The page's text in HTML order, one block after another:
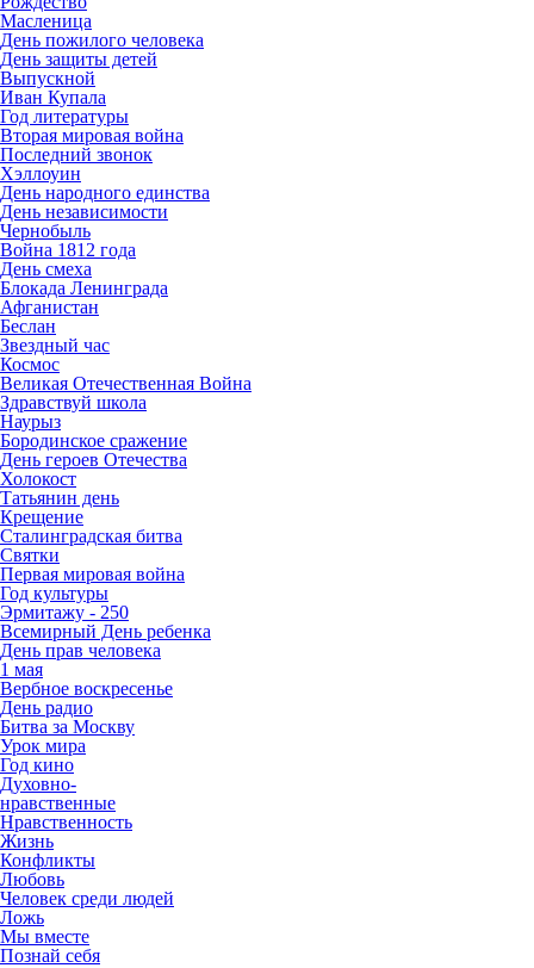
Масленица
День пожилого человека
День защиты детей
Выпускной
Иван Купала
Год литературы
Вторая мировая война
Последний звонок
Хэллоуин
День народного единства
День независимости
Чернобыль
Война 1812 года
День смеха
Блокада Ленинграда
Афганистан
Беслан
Звездный час
Космос
Великая Отечественная Война
Здравствуй школа
Наурыз
Бородинское сражение
День героев Отечества
Холокост
Татьянин день
Крещение
Сталинградская битва
Святки
Первая мировая война
Год культуры
Эрмитажу - 250
Всемирный День ребенка
День прав человека
1 мая
Вербное воскресенье
День радио
Битва за Москву
Урок мира
Год кино
Духовно-
нравственные
Нравственность
Жизнь
Конфликты
Любовь
Человек среди людей
Ложь
Мы вместе
Познай себя